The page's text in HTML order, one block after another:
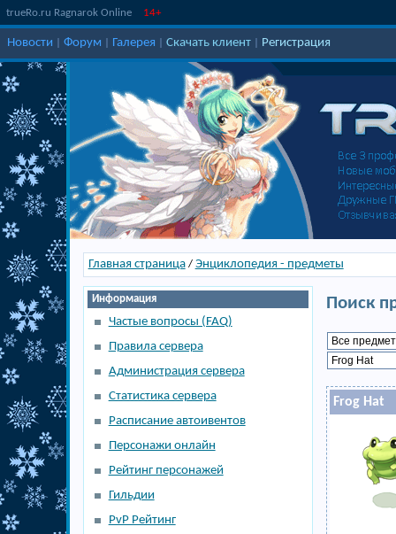
trueRo.ru Ragnarok Online 14+
Новости Форум Галерея Скачать клиент Регистрация
Главная страница/ Энциклопедия - предметы
Информация
Частые вопросы (FAQ)
Правила сервера
Администрация сервера
Статистика сервера
Расписание автоивентов
Персонажи онлайн
Рейтинг персонажей
Гильдии
PvP Рейтинг
Поиск
Frog Hat